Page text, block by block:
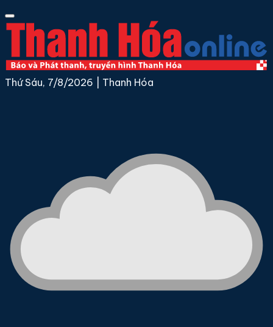
Thứ Sáu, 7/8/2026 Thanh Hóa